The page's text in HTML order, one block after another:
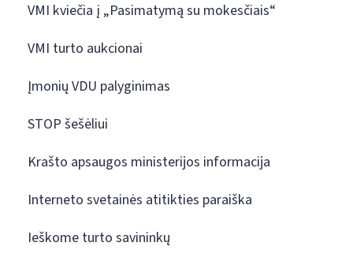
VMI kviečia į „Pasimatymą su mokesčiais“
VMI turto aukcionai
Įmonių VDU palyginimas
STOP šešėliui
Krašto apsaugos ministerijos informacija
Interneto svetainės atitikties paraiška
Ieškome turto savininkų